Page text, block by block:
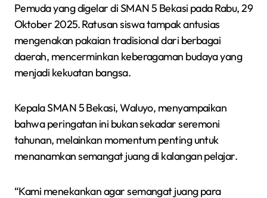
Pemuda yang digelar di SMAN 5 Bekasi pada Rabu, 29
Oktober 2025. Ratusan siswa tampak antusias
mengenakan pakaian tradisional dari berbagai
daerah, mencerminkan keberagaman budaya yang
menjadi kekuatan bangsa.
Kepala SMAN 5 Bekasi, Waluyo, menyampaikan
bahwa peringatan ini bukan sekadar seremoni
tahunan, melainkan momentum penting untuk
menanamkan semangat juang di kalangan pelajar.
“Kami menekankan agar semangat juang para